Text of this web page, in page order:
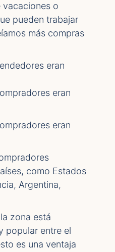
vacaciones o
pueden trabajar
más compras
eran
eran
eran
como Estados
Argentina,
zona está
popular entre el
es una ventaja